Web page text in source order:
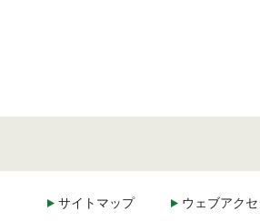
サイトマップ ウェブアク